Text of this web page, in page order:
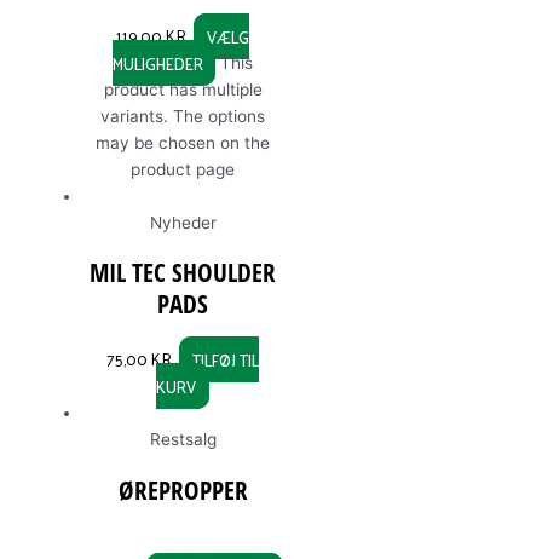
119,00KR.
VÆLG
MULIGHEDER
This
product has multiple
variants. The options
may be chosen on the
product page
Nyheder
MIL TEC SHOULDER
PADS
75,00KR.
TILFØJ TIL
KURV
Restsalg
ØREPROPPER